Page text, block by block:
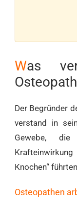
Was
Der Begründer
verstand in
Gewebe,
Knochen“
Osteopathen